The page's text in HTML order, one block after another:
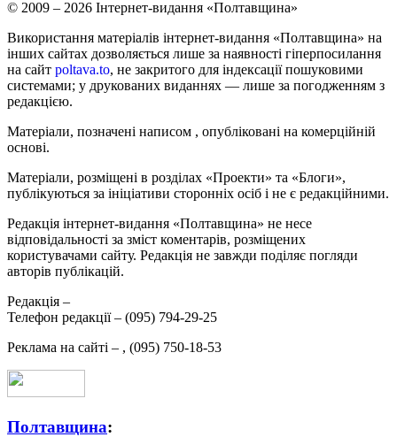
© 2009 – 2026 Інтернет-видання «Полтавщина»
Використання матеріалів інтернет-видання «Полтавщина» на
інших сайтах дозволяється лише за наявності гіперпосилання
на сайт poltava.to, не закритого для індексації пошуковими
системами; у друкованих виданнях — лише за погодженням з
редакцією.
Матеріали, позначені написом , опубліковані на комерційній
основі.
Матеріали, розміщені в розділах «Проекти» та «Блоги»,
публікуються за ініціативи сторонніх осіб і не є редакційними.
Редакція інтернет-видання «Полтавщина» не несе
відповідальності за зміст коментарів, розміщених
користувачами сайту. Редакція не завжди поділяє погляди
авторів публікацій.
Редакція –
Телефон редакції – (095) 794-29-25
Реклама на сайті – , (095) 750-18-53
Полтавщина: